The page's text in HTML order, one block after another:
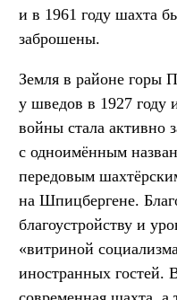
и в 1961 году шахта
заброшены.
Земля в районе горы
у шведов в 1927 году
войны стала активно
с одноимённым
передовым
на Шпицбергене.
благоустройству и
«витриной
иностранных гостей.